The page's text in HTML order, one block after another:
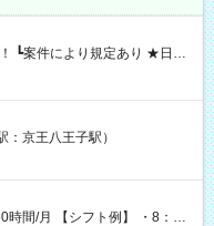
日に現金GET♪ お仕事後はコ
【試用期間】試
京王八王子駅）
】 ・8：00